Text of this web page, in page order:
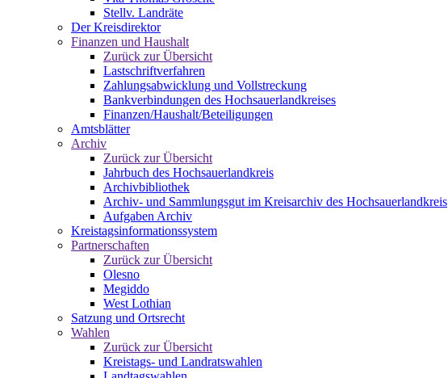
Stellv. Landräte
Der Kreisdirektor
Finanzen und Haushalt
Zurück zur Übersicht
Lastschriftverfahren
Zahlungsabwicklung und Vollstreckung
Bankverbindungen des Hochsauerlandkreises
Finanzen/Haushalt/Beteiligungen
Amtsblätter
Archiv
Zurück zur Übersicht
Jahrbuch des Hochsauerlandkreis
Archivbibliothek
Archiv- und Sammlungsgut im Kreisarchiv des Hochsauerlandkreis
Aufgaben Archiv
Kreistagsinformationssystem
Partnerschaften
Zurück zur Übersicht
Olesno
Megiddo
West Lothian
Satzung und Ortsrecht
Wahlen
Zurück zur Übersicht
Kreistags- und Landratswahlen